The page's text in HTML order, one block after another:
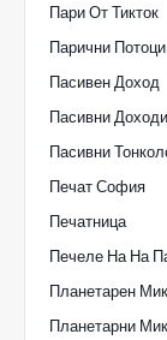
Пари От Тикток
Парични Потоци
Пасивен Доход
Пасивни Доходи
Пасивни
Печат София
Печатница
Печеле На На
Планетарен
Планетарни